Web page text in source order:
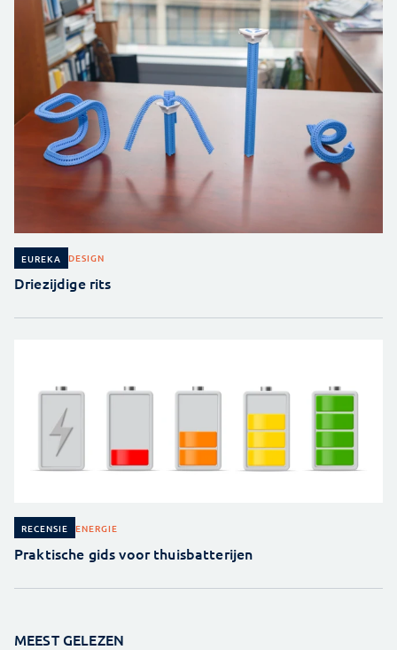
EUREKA DESIGN
Driezijdige rits
RECENSIE ENERGIE
Praktische gids voor thuisbatterijen
MEEST GELEZEN